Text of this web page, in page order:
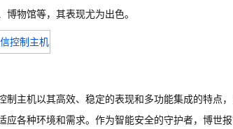
博物馆等，其表现尤为出色。
制主机以其高效、稳定的表现和多功能集成的特点
应各种环境和需求。作为智能安全的守护者，博世